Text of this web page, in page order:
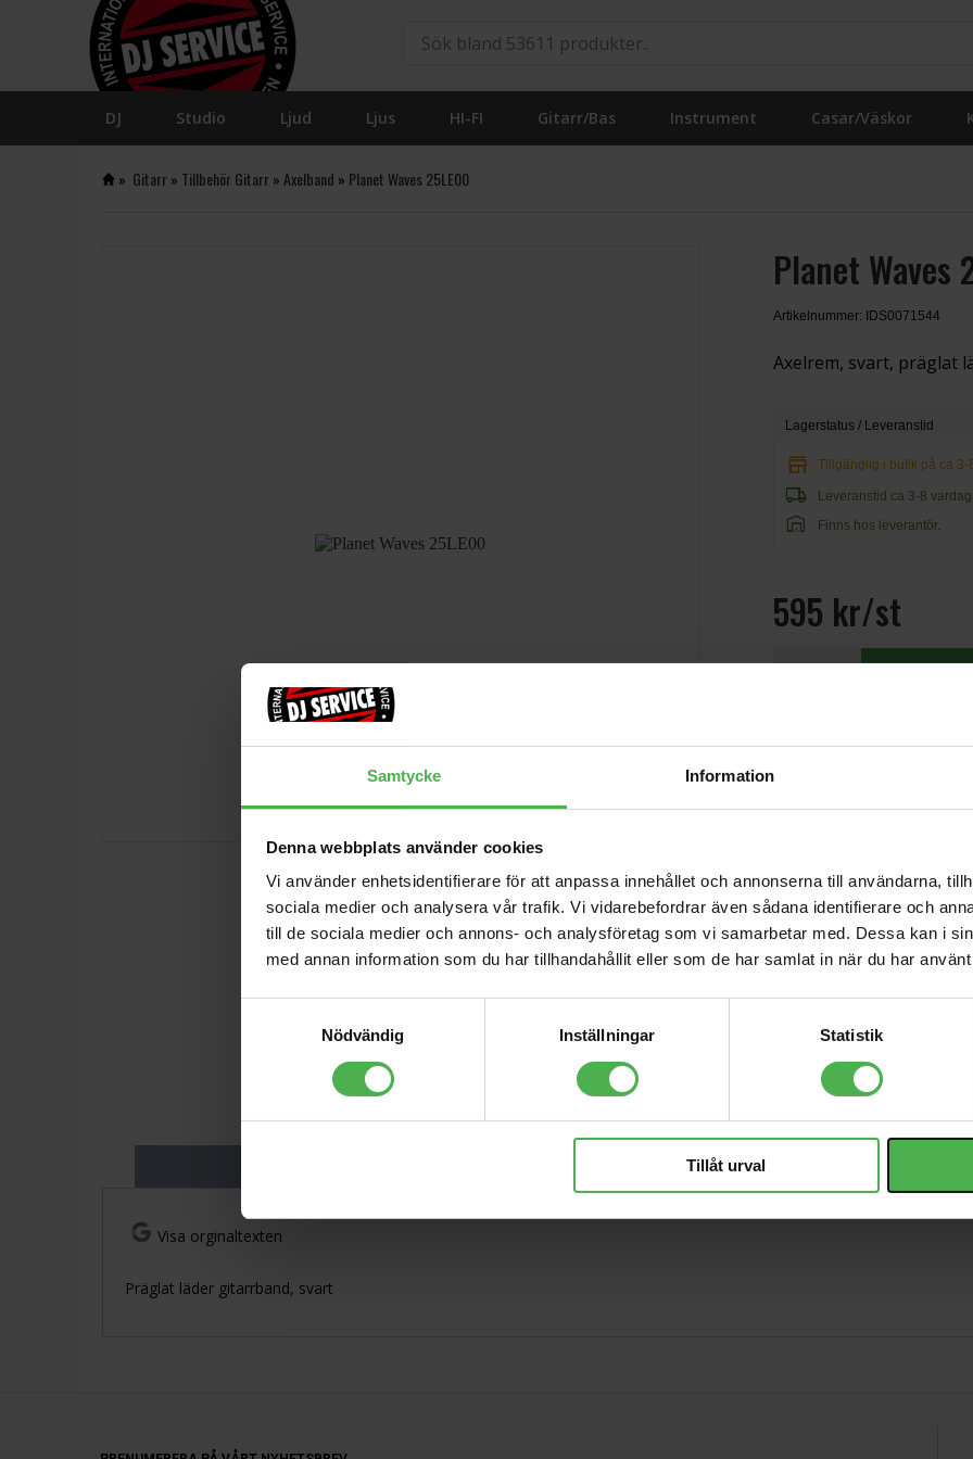
Samtycke Information
Denna webbplats använder cookies
Vi använder enhetsidentifierare för att anpassa innehållet och annonserna till användarna,
sociala medier och analysera vår trafik. Vi vidarebefordrar även sådana identifierare och
till de sociala medier och annons- och analysföretag som vi samarbetar med. Dessa kan i
med annan information som du har tillhandahållit eller som de har samlat in när du har
Nödvändig
Inställningar Statistik
Tillåt urval
DJ Studio Ljud Ljus HI-FI Gitarr/Bas Instrument Casar/Väskor
» Gitarr» Tillbehör Gitarr» Axelband » Planet Waves 25LE00
Planet Waves
Artikelnummer: IDS0071544
Axelrem, svart, präglat
Lagerstatus / Leveranstid
store Tillgänglig i butik på ca 3-
local_shipping Leveranstid ca 3-8
warehouse Finns hos leverantör.
595 kr/st
Andra som handlade Planet
35 kr
Essentials Wall
Hanger Walnut
Subwoofer
Visa orginaltexten
Präglat läder gitarrband, svart